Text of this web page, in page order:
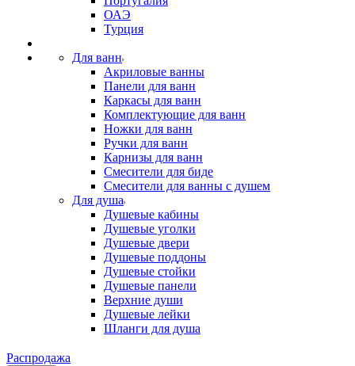
ОАЭ
Турция
Для ванн
Акриловые ванны
Панели для ванн
Каркасы для ванн
Комплектующие для ванн
Ножки для ванн
Ручки для ванн
Карнизы для ванн
Смесители для биде
Смесители для ванны с душем
Для душа
Душевые кабины
Душевые уголки
Душевые двери
Душевые поддоны
Душевые стойки
Душевые панели
Верхние души
Душевые лейки
Шланги для душа
Распродажа